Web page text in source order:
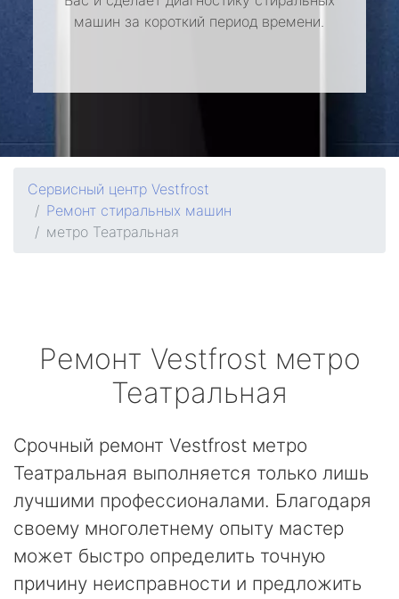
машин за короткий период времени.
Сервисный центр Vestfrost
Ремонт стиральных машин
метро Театральная
Ремонт Vestfrost метро
Театральная
Срочный ремонт Vestfrost метро
Театральная выполняется только лишь
лучшими профессионалами. Благодаря
своему многолетнему опыту мастер
может быстро определить точную
причину неисправности и предложить